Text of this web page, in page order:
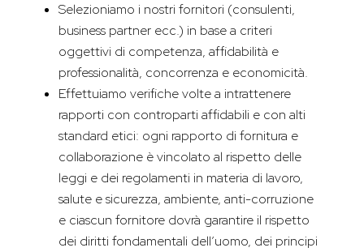
Selezioniamo i nostri fornitori (consulenti,
business partner ecc.) in base a criteri
oggettivi di competenza, affidabilità e
professionalità, concorrenza e economicità.
Effettuiamo verifiche volte a intrattenere
rapporti con controparti affidabili e con alti
standard etici: ogni rapporto di fornitura e
collaborazione è vincolato al rispetto delle
leggi e dei regolamenti in materia di lavoro,
salute e sicurezza, ambiente, anti-corruzione
e ciascun fornitore dovrà garantire il rispetto
dei diritti fondamentali dell’uomo, dei principi